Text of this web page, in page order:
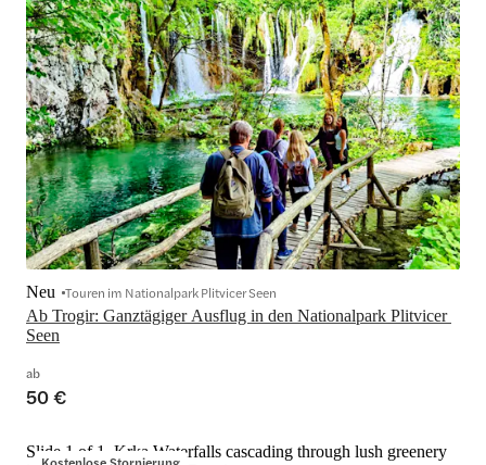
Ab Trogir: Ganztägiger Ausflug in den Nationalpark Plitvicer
Seen
Neu Touren im Nationalpark Plitvicer Seen
ab
50 €
Slide 1 of 1, Krka Waterfalls cascading through lush greenery